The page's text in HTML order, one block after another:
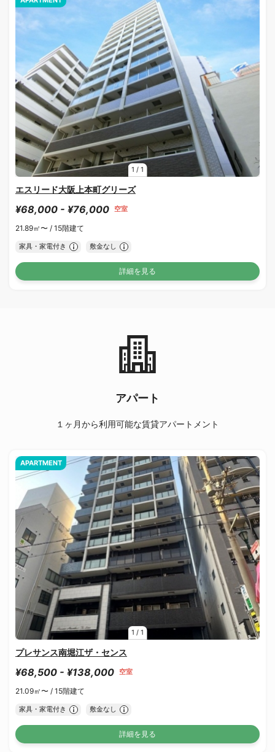
1 / 1
エスリード大阪上本町グリーズ
¥68,000 - ¥76,000 空室
21.89㎡〜 / 15階建て
家具・家電付き 敷金なし
詳細を見る
アパート
１ヶ月から利用可能な賃貸アパートメント
1 / 1
APARTMENT
プレサンス南堀江ザ・センス
¥68,500 - ¥138,000 空室
21.09㎡〜 / 15階建て
家具・家電付き 敷金なし
詳細を見る